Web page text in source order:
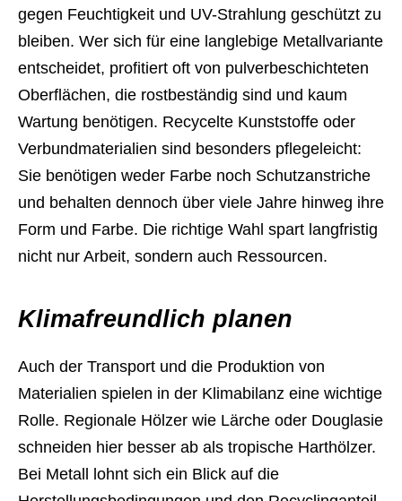
gegen Feuchtigkeit und UV-Strahlung geschützt zu
bleiben. Wer sich für eine langlebige Metallvariante
entscheidet, profitiert oft von pulverbeschichteten
Oberflächen, die rostbeständig sind und kaum
Wartung benötigen. Recycelte Kunststoffe oder
Verbundmaterialien sind besonders pflegeleicht:
Sie benötigen weder Farbe noch Schutzanstriche
und behalten dennoch über viele Jahre hinweg ihre
Form und Farbe. Die richtige Wahl spart langfristig
nicht nur Arbeit, sondern auch Ressourcen.
Klimafreundlich planen
Auch der Transport und die Produktion von
Materialien spielen in der Klimabilanz eine wichtige
Rolle. Regionale Hölzer wie Lärche oder Douglasie
schneiden hier besser ab als tropische Harthölzer.
Bei Metall lohnt sich ein Blick auf die